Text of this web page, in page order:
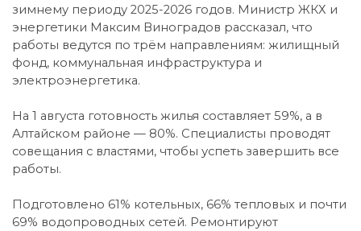
зимнему периоду 2025-2026 годов. Министр ЖКХ и
энергетики Максим Виноградов рассказал, что
работы ведутся по трём направлениям: жилищный
фонд, коммунальная инфраструктура и
электроэнергетика.
На 1 августа готовность жилья составляет 59%, а в
Алтайском районе — 80%. Специалисты проводят
совещания с властями, чтобы успеть завершить все
работы.
Подготовлено 61% котельных, 66% тепловых и почти
69% водопроводных сетей. Ремонтируют